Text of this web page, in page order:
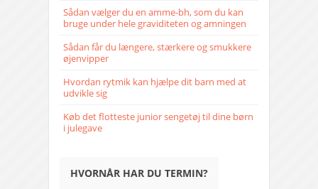
Sådan vælger du en amme-bh, som du kan
bruge under hele graviditeten og amningen
Sådan får du længere, stærkere og smukkere
øjenvipper
Hvordan rytmik kan hjælpe dit barn med at
udvikle sig
Køb det flotteste junior sengetøj til dine børn
i julegave
HVORNÅR HAR DU TERMIN?